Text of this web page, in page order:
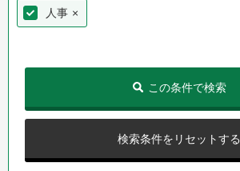
人事 ×
検索条件をリセットする
この条件で検索